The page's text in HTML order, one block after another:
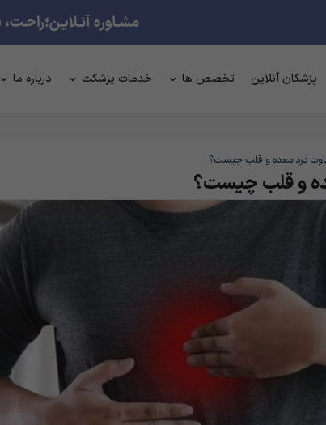
پزشکان آنلاین تخصص ها خدمات پزشکت درباره ما
درد معده و قلب چیست؟
و قلب چیست؟